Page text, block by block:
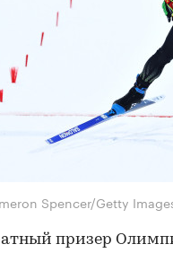
Spencer/Getty
призер